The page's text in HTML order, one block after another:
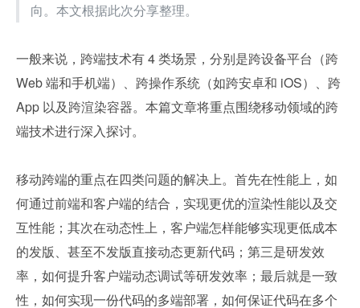
向。本文根据此次分享整理。
一般来说，跨端技术有 4 类场景，分别是跨设备平台（跨
Web 端和手机端）、跨操作系统（如跨安卓和 iOS）、跨
App 以及跨渲染容器。本篇文章将重点围绕移动领域的跨
端技术进行深入探讨。
移动跨端的重点在四类问题的解决上。首先在性能上，如
何通过前端和客户端的结合，实现更优的渲染性能以及交
互性能；其次在动态性上，客户端怎样能够实现更低成本
的发版、甚至不发版直接动态更新代码；第三是研发效
率，如何提升客户端动态调试等研发效率；最后就是一致
性，如何实现一份代码的多端部署，如何保证代码在多个